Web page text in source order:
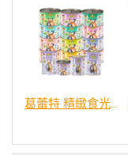
葛蕾特 精緻食光 主食貓罐、貓餐包